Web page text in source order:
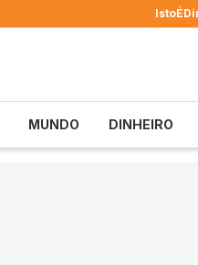
IstoÉ
MUNDO DINHEIRO